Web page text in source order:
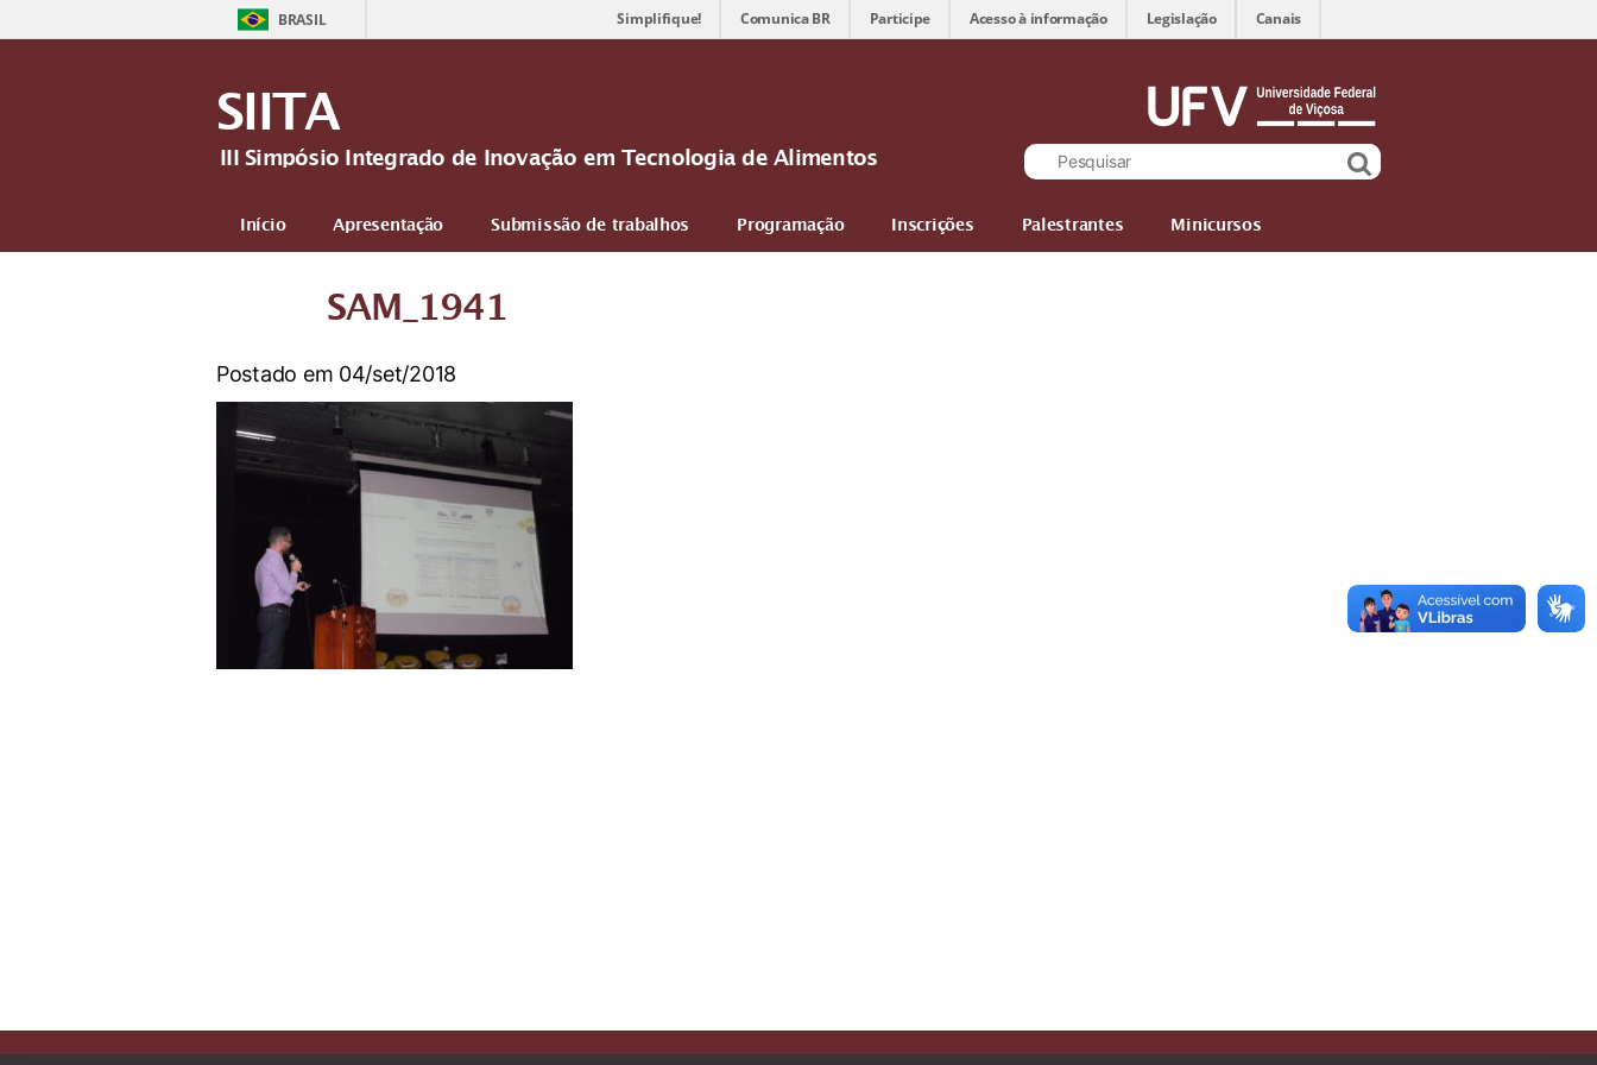
BRASIL Simplifique! Comunica BR Participe Acesso à informação Legislação Canais
SIITA
III Simpósio Integrado de Inovação em Tecnologia de Alimentos
Início Apresentação Submissão de trabalhos Programação Inscrições Palestrantes
Minicursos
SAM_1941
Postado em 04/set/2018